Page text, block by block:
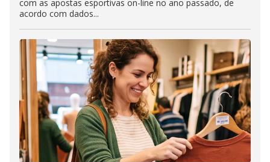
com as apostas esportivas on-line no ano passado, de
acordo com dados...